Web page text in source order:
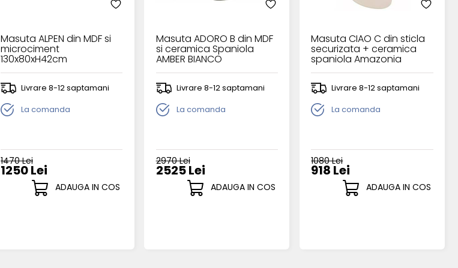
Masuta ALPEN din MDF si
microciment
130x80xH42cm
Livrare 8-12 saptamani
La comanda
1470 Lei
1250 Lei
ADAUGA IN COS
Masuta ADORO B din MDF
si ceramica Spaniola
AMBER BIANCO
Livrare 8-12 saptamani
La comanda
2970 Lei
2525 Lei
ADAUGA IN COS
Masuta CIAO C din sticla
securizata + ceramica
spaniola Amazonia
50xH54cm
Livrare 8-12 saptamani
La comanda
1080 Lei
918 Lei
ADAUGA IN COS